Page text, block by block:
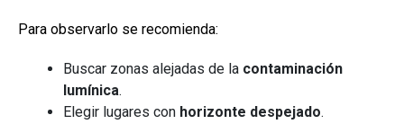
Para observarlo se recomienda:
Buscar zonas alejadas de la contaminación
lumínica.
Elegir lugares con horizonte despejado.